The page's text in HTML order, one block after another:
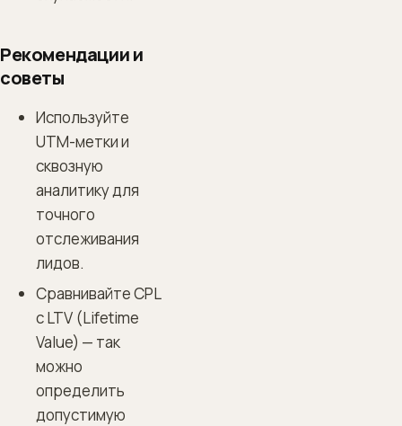
Рекомендации и
советы
Используйте
UTM-метки и
сквозную
аналитику для
точного
отслеживания
лидов.
Сравнивайте CPL
с LTV (Lifetime
Value) — так
можно
определить
допустимую